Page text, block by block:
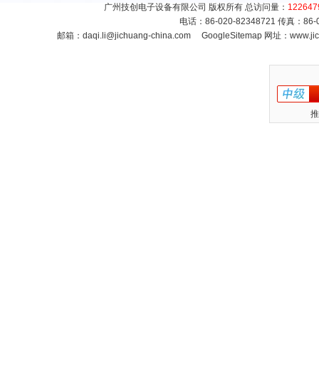
广州技创电子设备有限公司 版权所有 总访问量：
电话：86-020-82348721 传真：
邮箱： daqi.li@jichuang-china.com GoogleSitemap 网址：